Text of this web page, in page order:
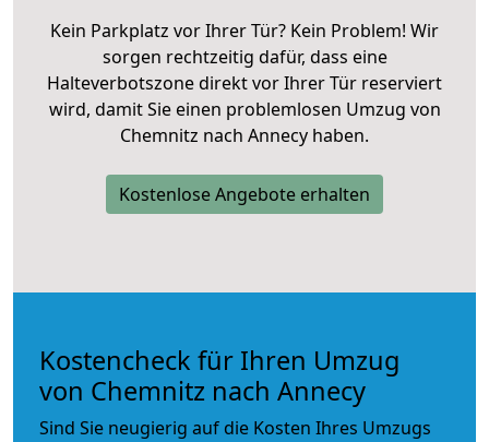
Kein Parkplatz vor Ihrer Tür? Kein Problem! Wir
sorgen rechtzeitig dafür, dass eine
Halteverbotszone direkt vor Ihrer Tür reserviert
wird, damit Sie einen problemlosen Umzug von
Chemnitz nach Annecy haben.
Kostenlose Angebote erhalten
Kostencheck für Ihren Umzug
von Chemnitz nach Annecy
Sind Sie neugierig auf die Kosten Ihres Umzugs